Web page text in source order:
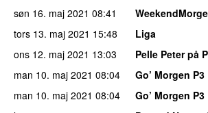
søn 16. maj 2021 08:41
tors 13. maj 2021 15:48
Liga
ons 12. maj 2021 13:03
Pelle Peter på
man 10. maj 2021 08:04
Go’ Morgen P3
man 10. maj 2021 08:04
Go’ Morgen P3